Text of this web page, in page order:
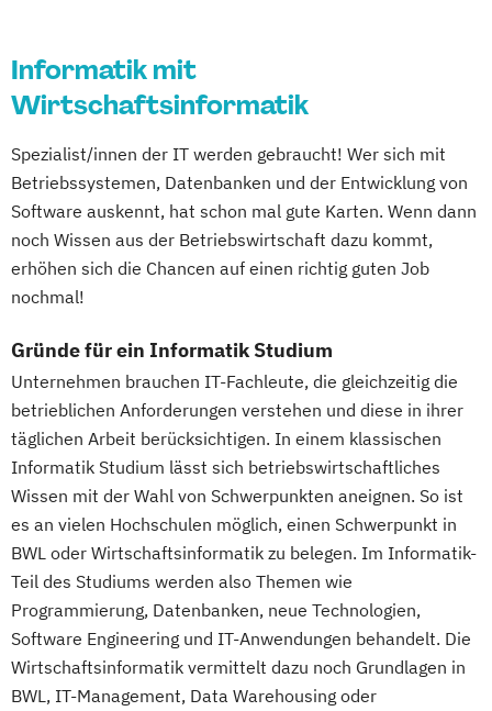
Informatik mit
Wirtschaftsinformatik
Spezialist/innen der IT werden gebraucht! Wer sich mit
Betriebssystemen, Datenbanken und der Entwicklung von
Software auskennt, hat schon mal gute Karten. Wenn dann
noch Wissen aus der Betriebswirtschaft dazu kommt,
erhöhen sich die Chancen auf einen richtig guten Job
nochmal!
Gründe für ein Informatik Studium
Unternehmen brauchen IT-Fachleute, die gleichzeitig die
betrieblichen Anforderungen verstehen und diese in ihrer
täglichen Arbeit berücksichtigen. In einem klassischen
Informatik Studium lässt sich betriebswirtschaftliches
Wissen mit der Wahl von Schwerpunkten aneignen. So ist
es an vielen Hochschulen möglich, einen Schwerpunkt in
BWL oder Wirtschaftsinformatik zu belegen. Im Informatik-
Teil des Studiums werden also Themen wie
Programmierung, Datenbanken, neue Technologien,
Software Engineering und IT-Anwendungen behandelt. Die
Wirtschaftsinformatik vermittelt dazu noch Grundlagen in
BWL, IT-Management, Data Warehousing oder